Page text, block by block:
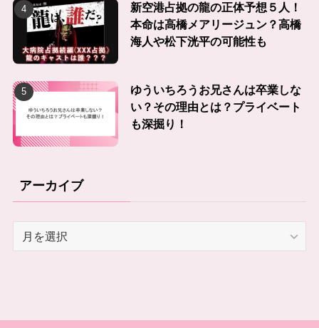
新空港占拠の龍の正体予想５人！
本命は高橋メアリージュン？高橋
海人や松下洸平の可能性も
ゆういちろうお兄さんは卒業しな
い？その理由とは？プライベート
も深掘り！
アーカイブ